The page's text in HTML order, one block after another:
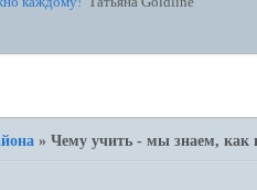
»Чему учить - мы знаем, как